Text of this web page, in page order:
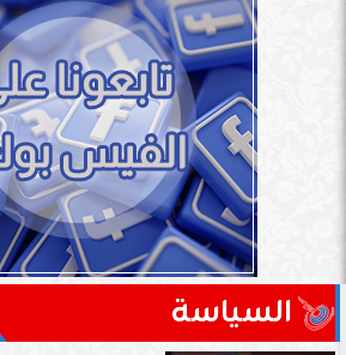
السياسة